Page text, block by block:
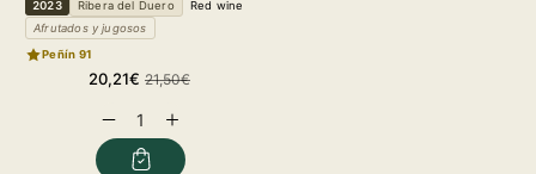
2023 Ribera del Duero
Red wine
Afrutados y jugosos
Peñín 91
Sale
20,21€ Regular
21,50€
Decrease
quantity
Increase
quantity
for